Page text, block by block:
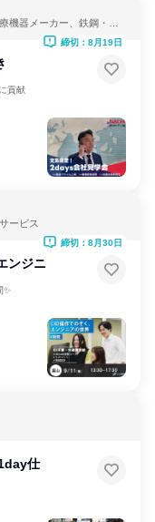
機器メーカー、鉄鋼・金
貢献
締切：8月19日
ービス
ンジニ
✨
締切：8月30日
仕